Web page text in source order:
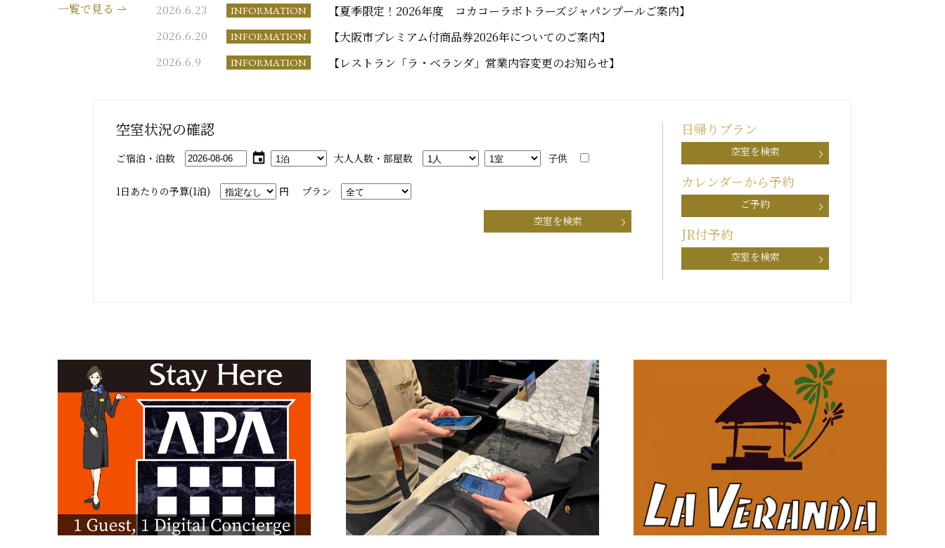
一覧で見る 2026.6.23 INFORMATION 【夏季限定！2026年度 コカコーラボトラーズジャパンプールご案内】
2026.6.20 INFORMATION 【大阪市プレミアム付商品券2026年についてのご案内】
2026.6.9 INFORMATION 【レストラン「ラ・ベランダ」営業内容変更のお知らせ】
空室状況の確認
ご宿泊・泊数 大人人数・部屋数 子供
1日あたりの予算(1泊) 円 プラン
空室を検索
日帰りプラン
空室を検索
カレンダーから予約
ご予約
JR付予約
空室を検索